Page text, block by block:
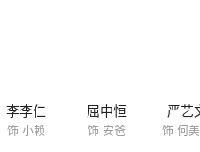
李李仁
饰 小赖
屈中恒
饰 安爸
严艺
饰 何